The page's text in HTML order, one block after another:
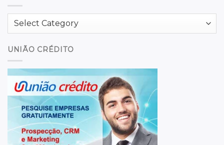
UNIÃO CRÉDITO